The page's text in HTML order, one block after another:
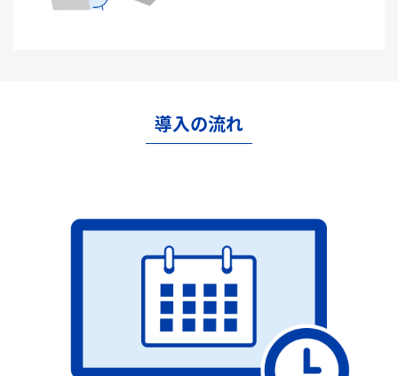
導入の流れ